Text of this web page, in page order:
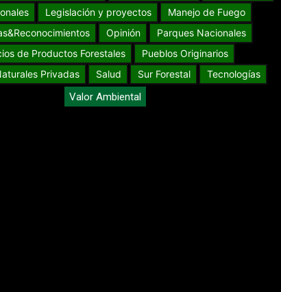
Legislación y proyectos
Manejo de Fuego
Opinión
Parques Nacionales
de Productos Forestales
Pueblos Originarios
Privadas
Salud Sur Forestal Tecnologías
Valor Ambiental